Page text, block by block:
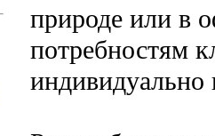
природе или в
потребностям
индивидуально